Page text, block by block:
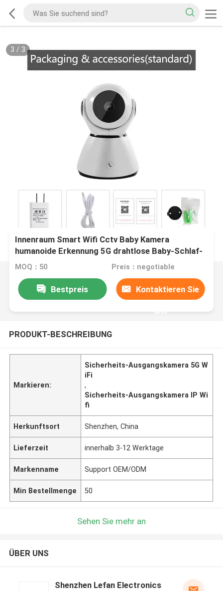
3 / 3
Innenraum Smart Wifi Cctv Baby Kamera
humanoide Erkennung 5G drahtlose Baby-Schlaf-
Monitor
MOQ：50 Preis：negotiable
Bestpreis Kontaktieren Sie
uns
PRODUKT-BESCHREIBUNG
Markieren:
Sicherheits-Ausgangskamera 5G W
iFi
,
Sicherheits-Ausgangskamera IP Wi
fi
Herkunftsort Shenzhen, China
Lieferzeit innerhalb 3-12 Werktage
Markenname Support OEM/ODM
Min Bestellmenge 50
Sehen Sie mehr an
ÜBER UNS
Shenzhen Lefan Electronics